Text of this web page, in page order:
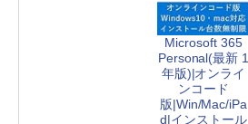
Microsoft 365
Personal(最新 1
年版)|オンライ
ンコード
版|Win/Mac/iPa
d|インストール